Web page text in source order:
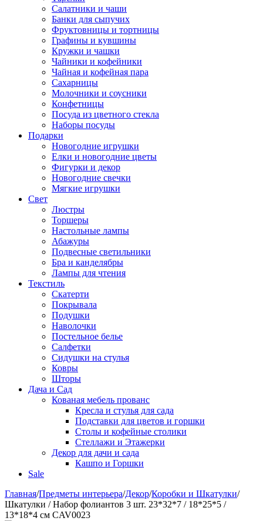
Салатники и чаши
Банки для сыпучих
Фруктовницы и тортницы
Графины и кувшины
Кружки и чашки
Чайники и кофейники
Чайная и кофейная пара
Сахарницы
Молочники и соусники
Конфетницы
Посуда из цветного стекла
Наборы посуды
Подарки
Новогодние игрушки
Елки и новогодние цветы
Фигурки и декор
Новогодние свечки
Мягкие игрушки
Свет
Люстры
Торшеры
Настольные лампы
Абажуры
Подвесные светильники
Бра и канделябры
Лампы для чтения
Текстиль
Скатерти
Покрывала
Подушки
Наволочки
Постельное белье
Салфетки
Сидушки на стулья
Ковры
Шторы
Дача и Сад
Кованая мебель прованс
Кресла и стулья для сада
Подставки для цветов и горшки
Столы и кофейные столики
Стеллажи и Этажерки
Декор для дачи и сада
Кашпо и Горшки
Sale
Главная/Предметы интерьера/Декор/Коробки и Шкатулки/
Шкатулки / Набор фолиантов 3 шт. 23*32*7 / 18*25*5 /
13*18*4 см CAV0023